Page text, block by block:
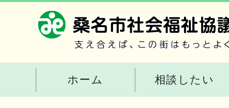
ホーム 相談したい